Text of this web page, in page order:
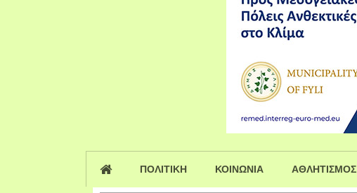
ΠΟΛΙΤΙΚΗ ΚΟΙΝΩΝΙΑ ΑΘΛΗΤΙΣΜΟΣ